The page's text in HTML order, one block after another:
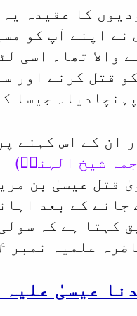
کا عقیدہ
نے اپنے آپ کو
والا تھا۔ اسی
قتل کرنے اور
جیسا
ان کے اس کہنے
شیخ الہندؒ)
قتل عیسیٰ بن
جانے کے بعد
کہتا ہے کہ
نمبر ۴ ص ۴ از حضرت قاری محمد عثمان صاحب)
عیسیٰ علیہ